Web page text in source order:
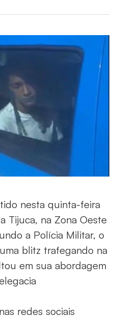
nesta quinta-feira
Tijuca, na Zona Oeste
a Polícia Militar, o
blitz trafegando na
em sua abordagem
redes sociais